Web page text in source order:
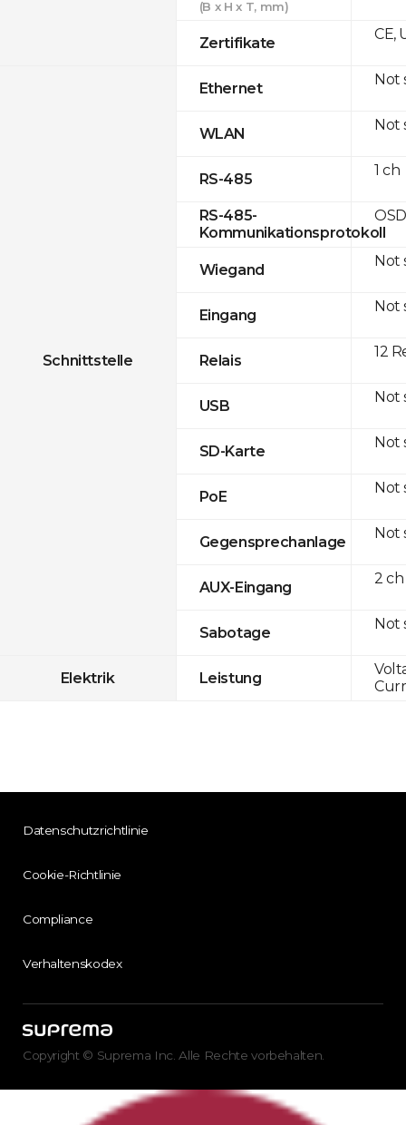
(B x H x T, mm)
Zertifikate
Schnittstelle
Ethernet
WLAN
RS-485
RS-485-
Kommunikationsprotokoll
Wiegand
Eingang
Relais
USB
SD-Karte
PoE
Gegensprechanlage
AUX-Eingang
Sabotage
Elektrik Leistung
CE,
Not
Not
1 ch
Not
Not
12
Not
Not
Not
Not
2
Not
Datenschutzrichtlinie
Cookie-Richtlinie
Compliance
Verhaltenskodex
Copyright © Suprema Inc. Alle Rechte vorbehalten.